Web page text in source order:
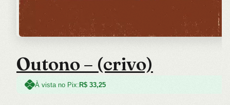
Outono – (crivo)
À vista no Pix:R$ 33,25